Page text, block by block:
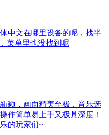
中文在哪里设备的呢，找半
菜单里也没找到呢
颖，画面精美至极，音乐选
作简单易上手又极具深度！
的玩家们~